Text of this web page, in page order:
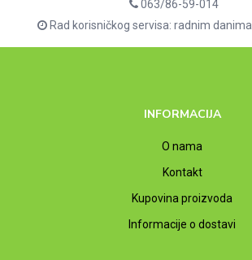
063/86-59-014
Rad korisničkog servisa: radnim danima
INFORMACIJA
O nama
Kontakt
Kupovina proizvoda
Informacije o dostavi